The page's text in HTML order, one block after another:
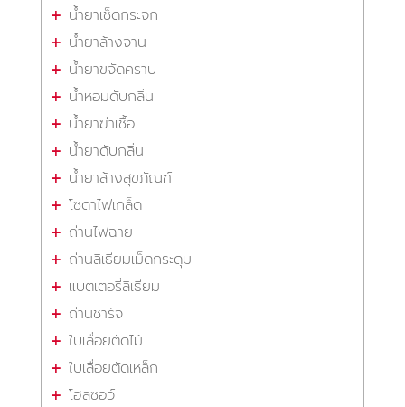
น้ำยาเช็ดกระจก
น้ำยาล้างจาน
น้ำยาขจัดคราบ
น้ำหอมดับกลิ่น
น้ำยาฆ่าเชื้อ
น้ำยาดับกลิ่น
น้ำยาล้างสุขภัณฑ์
โซดาไฟเกล็ด
ถ่านไฟฉาย
ถ่านลิเธียมเม็ดกระดุม
แบตเตอรี่ลิเธียม
ถ่านชาร์จ
ใบเลื่อยตัดไม้
ใบเลื่อยตัดเหล็ก
โฮลซอว์